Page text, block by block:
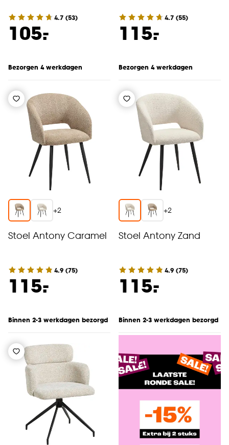
4.7 (53)
105.
-
Bezorgen 4 werkdagen
4.7 (55)
115.
-
Bezorgen 4 werkdagen
+2
Stoel Antony Caramel
4.9 (75)
115.
-
Binnen 2-3 werkdagen bezorgd
+2
Stoel Antony Zand
4.9 (75)
115.
-
Binnen 2-3 werkdagen bezorgd